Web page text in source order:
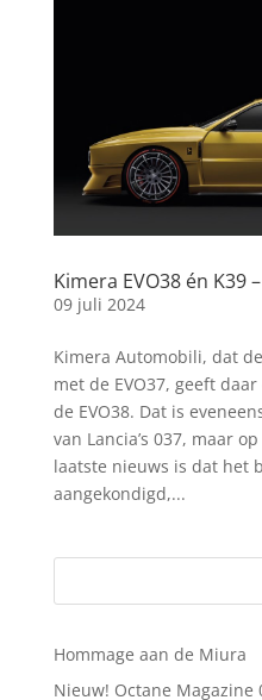
Kimera EVO38 én K39
09 juli 2024
Kimera Automobili, dat
met de EVO37, geeft
de EVO38. Dat is
van Lancia’s 037, maar
laatste nieuws is dat het
aangekondigd,...
Hommage aan de Miura
Nieuw! Octane Magazine